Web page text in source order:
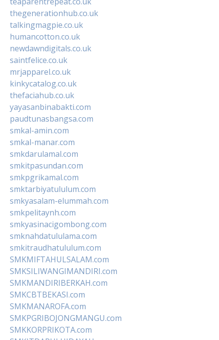
thegenerationhub.co.uk
talkingmagpie.co.uk
humancotton.co.uk
newdawndigitals.co.uk
saintfelice.co.uk
mrjapparel.co.uk
kinkycatalog.co.uk
thefaciahub.co.uk
yayasanbinabakti.com
paudtunasbangsa.com
smkal-amin.com
smkal-manar.com
smkdarulamal.com
smkitpasundan.com
smkpgrikamal.com
smktarbiyatululum.com
smkyasalam-elummah.com
smkpelitaynh.com
smkyasinacigombong.com
smknahdatululama.com
smkitraudhatululum.com
SMKMIFTAHULSALAM.com
SMKSILIWANGIMANDIRI.com
SMKMANDIRIBERKAH.com
SMKCBTBEKASI.com
SMKMANAROFA.com
SMKPGRIBOJONGMANGU.com
SMKKORPRIKOTA.com